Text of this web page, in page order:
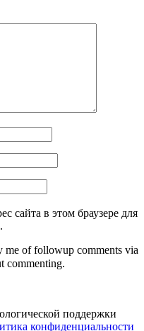
сайта в этом браузере для
me of followup comments via
commenting.
поддержки
конфиденциальности